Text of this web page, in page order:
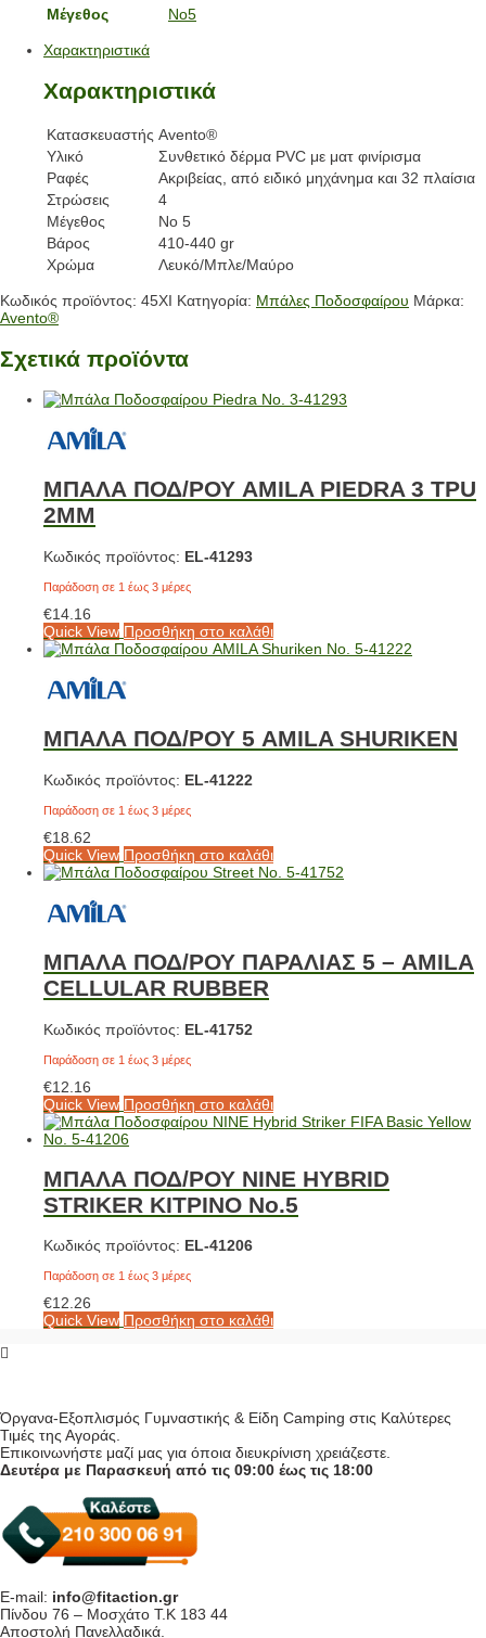
Μέγεθος No5
Χαρακτηριστικά
Χαρακτηριστικά
Κατασκευαστής Avento®
Υλικό
Συνθετικό δέρμα PVC με ματ φινίρισμα
Ραφές
Ακριβείας, από ειδικό μηχάνημα και 32 πλαίσια
Στρώσεις
4
Μέγεθος
Νο 5
Βάρος
410-440 gr
Χρώμα
Λευκό/Μπλε/Μαύρο
Κωδικός προϊόντος: 45XI Κατηγορία: Μπάλες Ποδοσφαίρου Μάρκα:
Avento®
Σχετικά προϊόντα
ΜΠΑΛΑ ΠΟΔ/ΡΟΥ AMILA PIEDRA 3 TPU
2MM
Κωδικός προϊόντος: EL-41293
Παράδοση σε 1 έως 3 μέρες
€14.16
Quick View Προσθήκη στο καλάθι
ΜΠΑΛΑ ΠΟΔ/ΡΟΥ 5 AMILA SHURIKEN
Κωδικός προϊόντος: EL-41222
Παράδοση σε 1 έως 3 μέρες
€18.62
Quick View Προσθήκη στο καλάθι
ΜΠΑΛΑ ΠΟΔ/ΡΟΥ ΠΑΡΑΛΙΑΣ 5 – AMILA
CELLULAR RUBBER
Κωδικός προϊόντος: EL-41752
Παράδοση σε 1 έως 3 μέρες
€12.16
Quick View Προσθήκη στο καλάθι
ΜΠΑΛΑ ΠΟΔ/ΡΟΥ NINE HYBRID
STRIKER ΚΙΤΡΙΝΟ No.5
Κωδικός προϊόντος: EL-41206
Παράδοση σε 1 έως 3 μέρες
€12.26
Quick View Προσθήκη στο καλάθι
Όργανα-Εξοπλισμός Γυμναστικής & Είδη Camping στις Καλύτερες
Τιμές της Αγοράς.
Επικοινωνήστε μαζί μας για όποια διευκρίνιση χρειάζεστε.
Δευτέρα με Παρασκευή από τις 09:00 έως τις 18:00
E-mail: info@fitaction.gr
Πίνδου 76 – Μοσχάτο Τ.Κ 183 44
Αποστολή Πανελλαδικά.